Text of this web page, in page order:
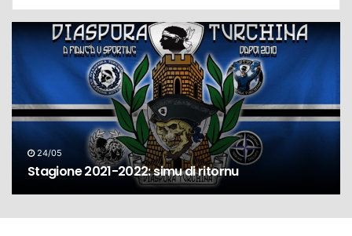
24/05
Stagione 2021-2022: simu di ritornu